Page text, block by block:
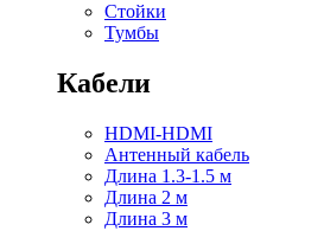
Стойки
Тумбы
Кабели
HDMI-HDMI
Антенный кабель
Длина 1.3-1.5 м
Длина 2 м
Длина 3 м